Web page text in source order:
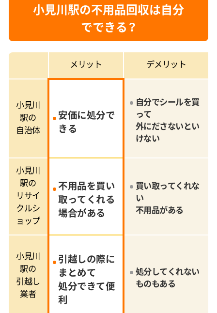
小見川駅の不用品回収は自分
でできる？
メリット デメリット
小見川
駅の
自治体
安価に処分で
きる
自分でシールを買
って
外にださないとい
けない
小見川
駅の
リサイ
クルシ
ョップ
不用品を買い
取ってくれる
場合がある
買い取ってくれな
い
不用品がある
小見川
駅の
引越し
業者
引越しの際に
まとめて
処分できて便
利
処分してくれない
ものもある